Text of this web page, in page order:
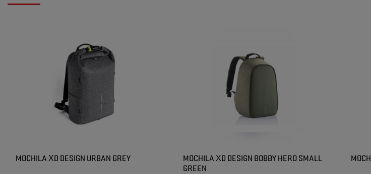
MOCHILA XD DESIGN URBAN GREY
MOCHILA XD DESIGN BOBBY HERO SMALL
GREEN